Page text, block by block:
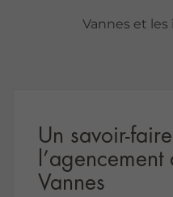
Vannes et les
Un savoir-
Vannes